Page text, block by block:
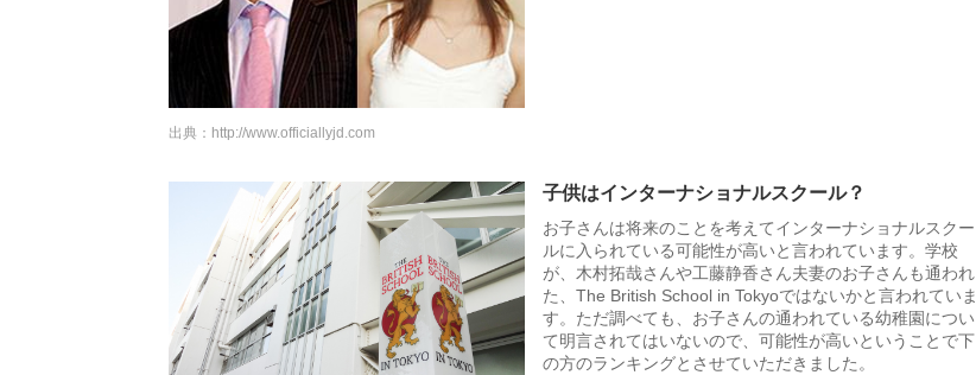
出典： http://www.officiallyjd.com
子供はインターナショナルスクール？
お子さんは将来のことを考えてインターナショナルスクー
ルに入られている可能性が高いと言われています。学校
が、木村拓哉さんや工藤静香さん夫妻のお子さんも通われ
た、The British School in Tokyoではないかと言われていま
す。ただ調べても、お子さんの通われている幼稚園につい
て明言されてはいないので、可能性が高いということで下
の方のランキングとさせていただきました。